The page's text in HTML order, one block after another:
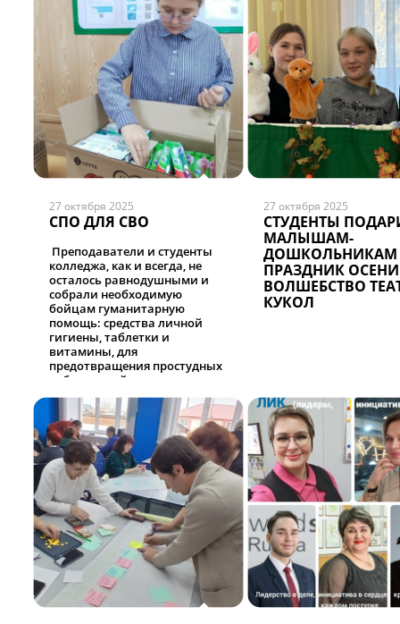
27 октября 2025
СПО ДЛЯ СВО
Преподаватели и студенты
колледжа, как и всегда, не
осталось равнодушными и
собрали необходимую
бойцам гуманитарную
помощь: средства личной
гигиены, таблетки и
витамины, для
предотвращения простудных
заболеваний, перевязочные
материалы.
27 октября 2025
СТУДЕНТЫ
МАЛЫШАМ-
ДОШКОЛЬНИКАМ
ПРАЗДНИК
ВОЛШЕБСТВО
КУКОЛ